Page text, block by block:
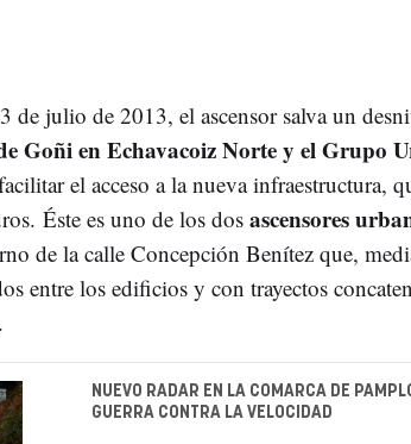
de julio de 2013, el ascensor salva un
Goñi en Echavacoiz Norte y el Grupo
el acceso a la nueva infraestructura,
Éste es uno de los dos ascensores
de la calle Concepción Benítez que,
entre los edificios y con trayectos
NUEVO RADAR EN LA COMARCA DE
GUERRA CONTRA LA VELOCIDAD